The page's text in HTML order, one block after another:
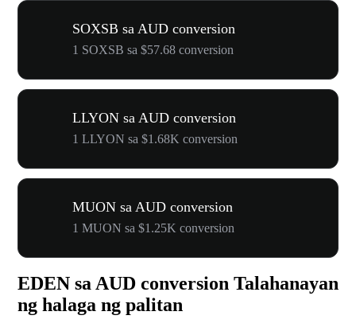
SOXSB sa AUD conversion
1 SOXSB sa $57.68 conversion
LLYON sa AUD conversion
1 LLYON sa $1.68K conversion
MUON sa AUD conversion
1 MUON sa $1.25K conversion
EDEN sa AUD conversion Talahanayan
ng halaga ng palitan